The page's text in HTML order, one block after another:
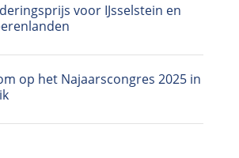
voor IJsselstein en
op het Najaarscongres 2025 in